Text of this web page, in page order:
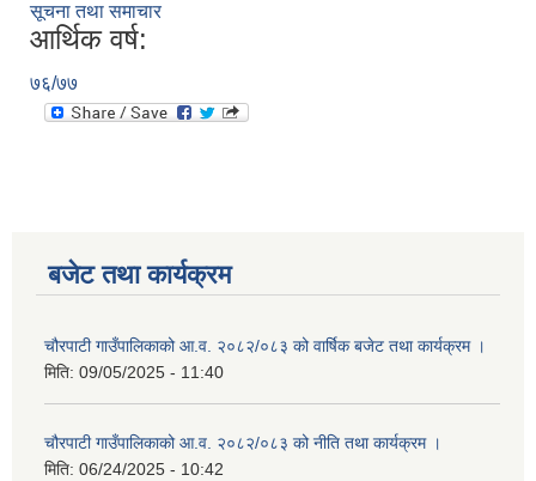
सूचना तथा समाचार
आर्थिक वर्ष:
७६/७७
बजेट तथा कार्यक्रम
चौरपाटी गाउँपालिकाको आ.व. २०८२/०८३ को वार्षिक बजेट तथा कार्यक्रम ।
मिति: 09/05/2025 - 11:40
चौरपाटी गाउँपालिकाको आ.व. २०८२/०८३ को नीति तथा कार्यक्रम ।
मिति: 06/24/2025 - 10:42